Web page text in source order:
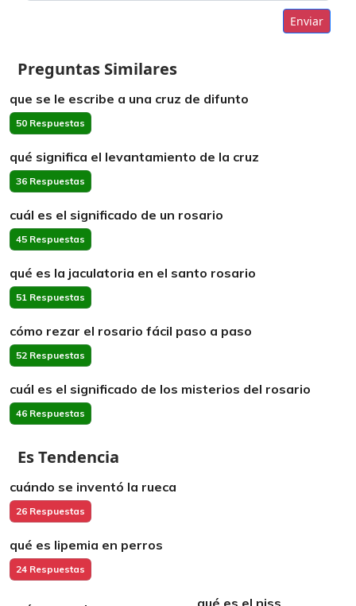
Enviar
Preguntas Similares
que se le escribe a una cruz de difunto
50 Respuestas
qué significa el levantamiento de la cruz
36 Respuestas
cuál es el significado de un rosario
45 Respuestas
qué es la jaculatoria en el santo rosario
51 Respuestas
cómo rezar el rosario fácil paso a paso
52 Respuestas
cuál es el significado de los misterios del rosario
46 Respuestas
Es Tendencia
cuándo se inventó la rueca
26 Respuestas
qué es lipemia en perros
24 Respuestas
qué es el niss